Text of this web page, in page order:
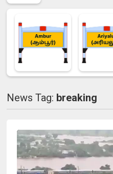
News Tag: breaking